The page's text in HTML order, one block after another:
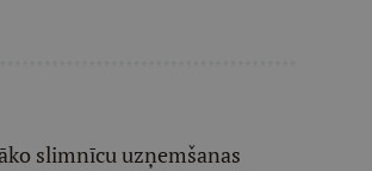
slimnīcu uzņemšanas